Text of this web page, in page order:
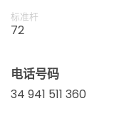
标准杆
72
电话号码
34 941 511 360